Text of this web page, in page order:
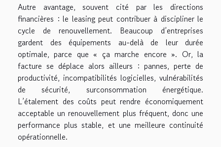
Autre avantage, souvent cité par les directions
financières : le leasing peut contribuer à discipliner le
cycle de renouvellement. Beaucoup d’entreprises
gardent des équipements au-delà de leur durée
optimale, parce que « ça marche encore ». Or, la
facture se déplace alors ailleurs : pannes, perte de
productivité, incompatibilités logicielles, vulnérabilités
de sécurité, surconsommation énergétique.
L’étalement des coûts peut rendre économiquement
acceptable un renouvellement plus fréquent, donc une
performance plus stable, et une meilleure continuité
opérationnelle.